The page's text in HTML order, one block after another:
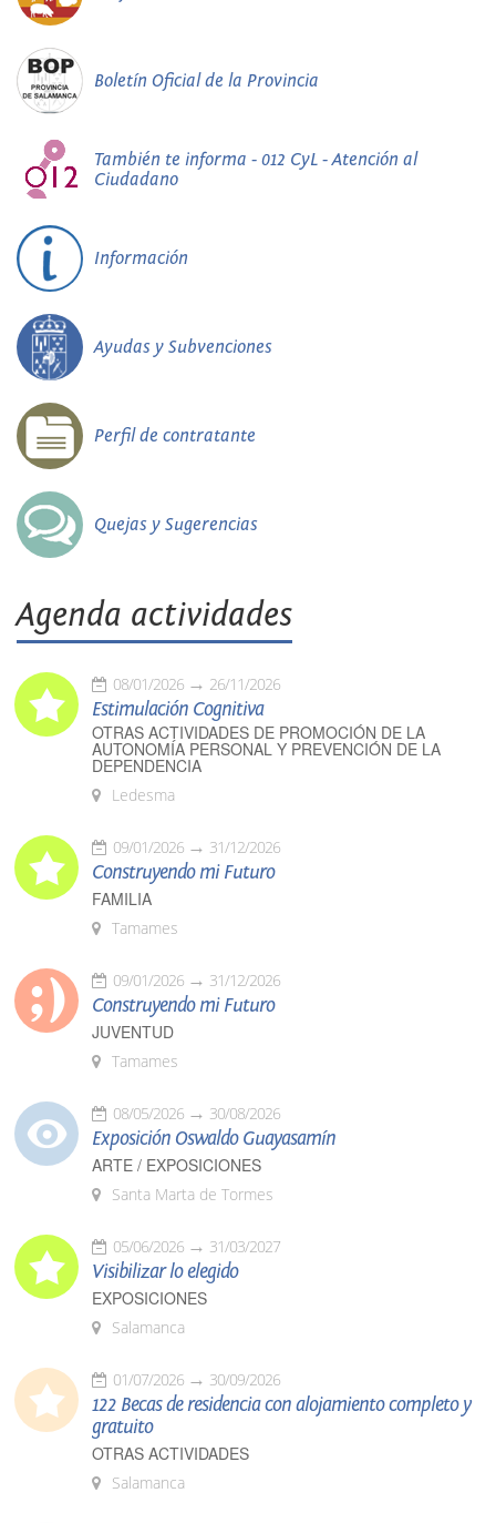
Boletín Oficial de la Provincia
También te informa - 012 CyL - Atención al
Ciudadano
Información
Ayudas y Subvenciones
Perfil de contratante
Quejas y Sugerencias
Agenda actividades
08/01/2026 26/11/2026
Estimulación Cognitiva
OTRAS ACTIVIDADES DE PROMOCIÓN DE LA
AUTONOMÍA PERSONAL Y PREVENCIÓN DE LA
DEPENDENCIA
Ledesma
09/01/2026 31/12/2026
Construyendo mi Futuro
FAMILIA
Tamames
09/01/2026 31/12/2026
Construyendo mi Futuro
JUVENTUD
Tamames
08/05/2026 30/08/2026
Exposición Oswaldo Guayasamín
ARTE / EXPOSICIONES
Santa Marta de Tormes
05/06/2026 31/03/2027
Visibilizar lo elegido
EXPOSICIONES
Salamanca
01/07/2026 30/09/2026
122 Becas de residencia con alojamiento completo y
gratuito
OTRAS ACTIVIDADES
Salamanca